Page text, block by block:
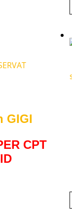
GIGI
CPT